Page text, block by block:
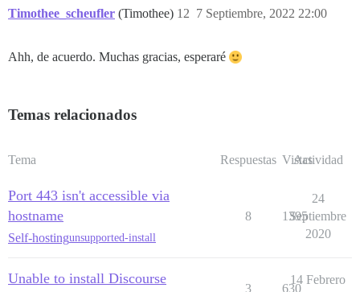
Timothee_scheufler (Timothee) 7 Septiembre, 2022 22:00
12
Ahh, de acuerdo. Muchas gracias, esperaré
Temas relacionados
Tema Respuestas Vistas
Actividad
Port 443 isn't accessible via
hostname
Self-hostingunsupported-install
8 1395
24
Septiembre
2020
Unable to install Discourse
3 630
14 Febrero